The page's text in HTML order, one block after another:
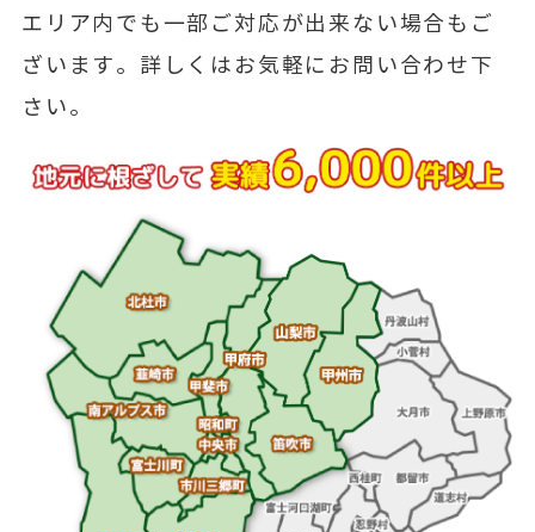
エリア内でも一部ご対応が出来ない場合もご
ざいます。詳しくはお気軽にお問い合わせ下
さい。